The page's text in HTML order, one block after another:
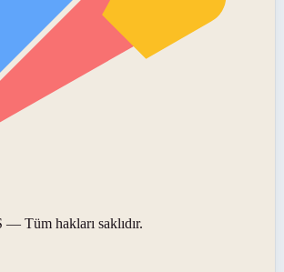
— Tüm hakları saklıdır.